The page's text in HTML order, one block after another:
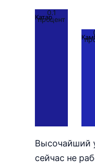
Катар
0.1
процент
Высочайший
сейчас не